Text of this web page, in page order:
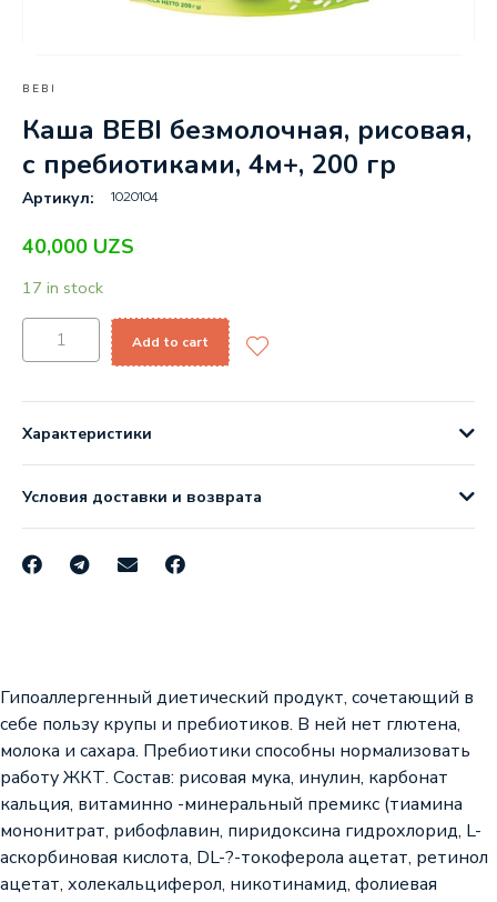
BEBI
Каша BEBI безмолочная, рисовая,
с пребиотиками, 4м+, 200 гр
Артикул: 1020104
40,000 UZS
17 in stock
Add to cart
Характеристики
Условия доставки и возврата
Гипоаллергенный диетический продукт, сочетающий в
себе пользу крупы и пребиотиков. В ней нет глютена,
молока и сахара. Пребиотики способны нормализовать
работу ЖКТ. Состав: рисовая мука, инулин, карбонат
кальция, витаминно -минеральный премикс (тиамина
мононитрат, рибофлавин, пиридоксина гидрохлорид, L-
аскорбиновая кислота, DL-?-токоферола ацетат, ретинол
ацетат, холекальциферол, никотинамид, фолиевая